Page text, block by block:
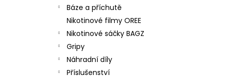
Báze a příchutě
Nikotinové filmy OREE
Nikotinové sáčky BAGZ
Gripy
Náhradní díly
Příslušenství